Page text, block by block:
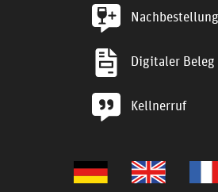
Nachbestellung
Digitaler Beleg
Kellnerruf